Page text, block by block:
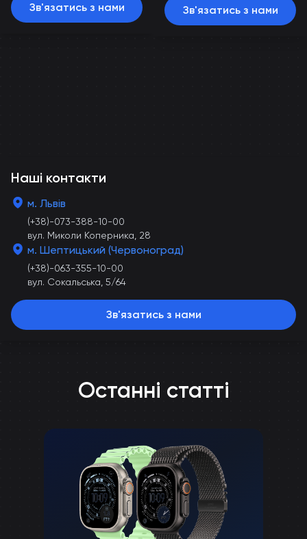
Зв'язатись з нами Зв'язатись з нами
Наші контакти
м. Львів
(+38)-073-388-10-00
вул. Миколи Коперника, 28
м. Шептицький (Червоноград)
(+38)-063-355-10-00
вул. Сокальська, 5/64
Зв'язатись з нами
Останні статті